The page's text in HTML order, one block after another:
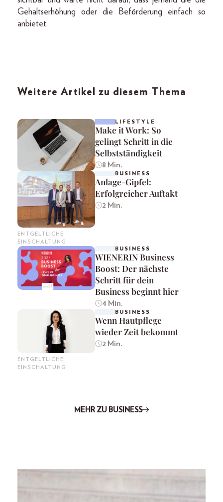
Gehaltserhöhung oder die Beförderung einfach so
anbietet.
Weitere Artikel zu diesem Thema
LIFESTYLE
Make it Work: So
gelingt Schritt in die
Selbstständigkeit
8 Min.
ENTGELTLICHE
EINSCHALTUNG
BUSINESS
Anlage-Gipfel:
Erfolgreicher Auftakt
2 Min.
BUSINESS
WIENERIN Business
Boost: Der nächste
Schritt für dein
Business beginnt hier
4 Min.
ENTGELTLICHE
EINSCHALTUNG
BUSINESS
Wenn Hautpflege
wieder Zeit bekommt
2 Min.
MEHR ZU BUSINESS